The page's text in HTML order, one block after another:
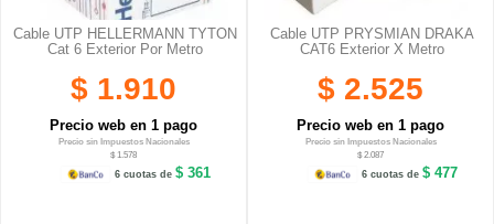
Cable UTP HELLERMANN TYTON
Cat 6 Exterior Por Metro
$ 1.910
Precio web en 1 pago
Precio sin Impuestos Nacionales
$ 1.578
6 cuotas de$ 361
Cable UTP PRYSMIAN DRAKA
CAT6 Exterior X Metro
$ 2.525
Precio web en 1 pago
Precio sin Impuestos Nacionales
$ 2.087
6 cuotas de$ 477